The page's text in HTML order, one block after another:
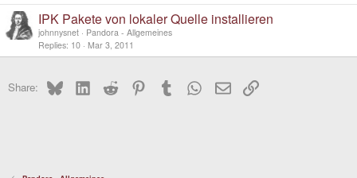
IPK Pakete von lokaler Quelle installieren
johnnysnet
Pandora - Allgemeines
Replies 10 Mar 3, 2011
Share: BlueskyLinkedInReddit PinterestTumblr WhatsApp
EmailLink